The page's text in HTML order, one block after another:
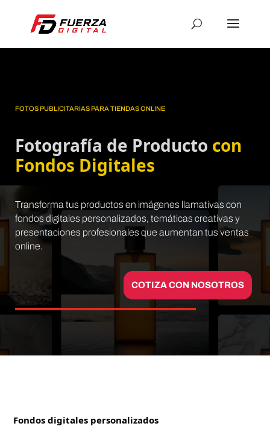
FOTOS PUBLICITARIAS PARA TIENDAS ONLINE
Fotografía de Producto con
Fondos Digitales
Transforma tus productos en imágenes llamativas con
fondos digitales personalizados, temáticas creativas y
presentaciones profesionales que aumentan tus ventas
online.
COTIZA CON NOSOTROS
Fondos digitales personalizados